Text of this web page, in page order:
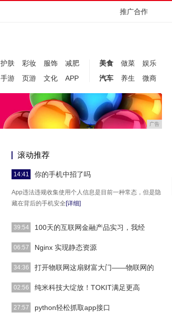
推广合作
护肤 彩妆 服饰
减肥
手游 页游 文化 APP
美食 做菜
娱乐
汽车
养生 微商
广告
滚动推荐
14:41 你的手机中招了吗
App违法违规收集使用个人信息是目前一种常态，但是隐
藏在背后的手机安全 [详细]
39:54 100天的互联网金融产品实习，我经
作者在互联网金融产品实习100天，主要工作方向为借贷
06:57 Nginx 实现静态资源
前言nginx作为一款高性能的服务器，用途非常多，除了
34:36 打开物联网这扇财富大门——物联网的
1995年，北京中关村首体的路口出现了一个巨大的广告
02:56 纯米科技大绽放！TOKIT满足更高
说到纯米，熟悉小米的人都很熟悉。小米智能家居品牌米
27:57 python轻松抓取app接口